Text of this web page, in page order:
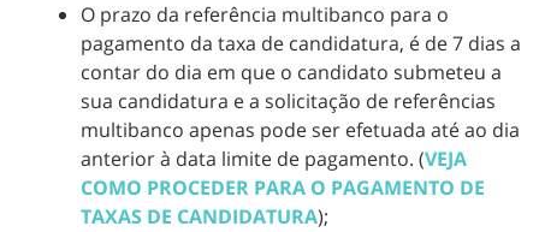
O prazo da referência multibanco para o
pagamento da taxa de candidatura, é de 7 dias a
contar do dia em que o candidato submeteu a
sua candidatura e a solicitação de referências
multibanco apenas pode ser efetuada até ao dia
anterior à data limite de pagamento. (VEJA
COMO PROCEDER PARA O PAGAMENTO DE
TAXAS DE CANDIDATURA);